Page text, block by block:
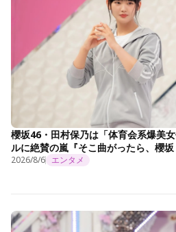
櫻坂46・田村保乃は「体育会系爆美
ルに絶賛の嵐『そこ曲がったら、櫻
2026/8/6 エンタメ